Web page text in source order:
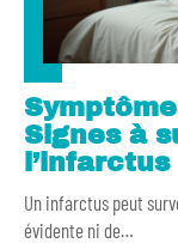
Signes à
l’infarctus
Un infarctus peut
évidente ni de…